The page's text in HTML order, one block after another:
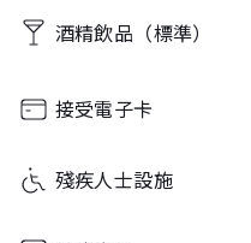
酒精飲品（標準）
接受電子卡
殘疾人士設施